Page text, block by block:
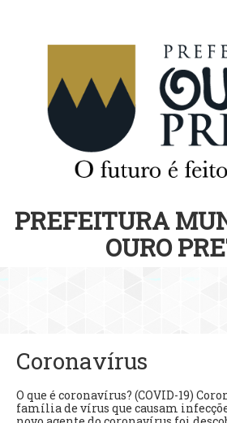
PREFEITURA
OURO
Coronavírus
O que é coronavírus? (COVID-19)
família de vírus que causam